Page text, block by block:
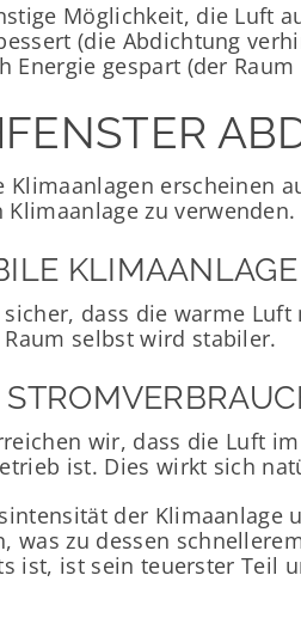
Möglichkeit, die Luft
(die Abdichtung
Energie gespart (der
erscheinen
zu verwenden.
KLIMAANLAGE
dass die warme
selbst wird stabiler.
wir, dass die Luft
ist. Dies wirkt sich
der Klimaanlage
was zu dessen
ist, ist sein teuerster